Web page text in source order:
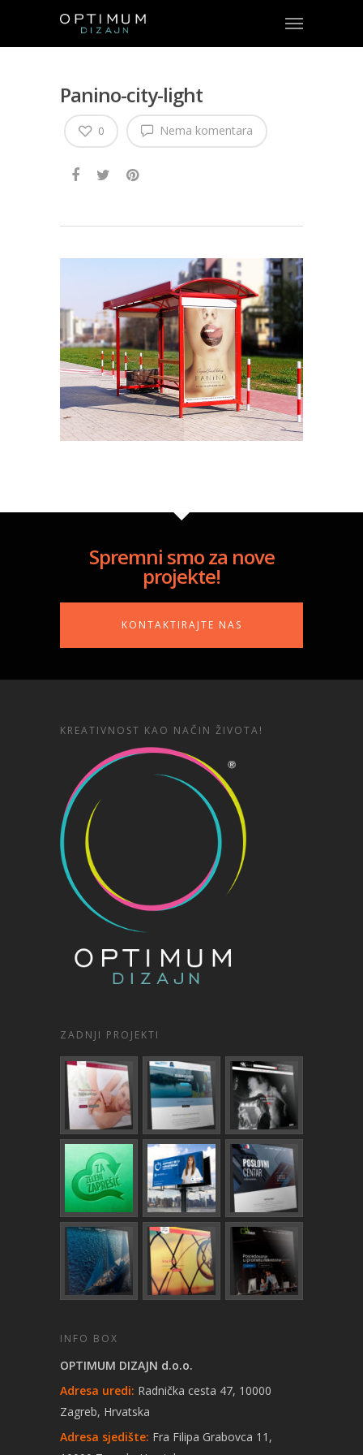
Panino-city-light
Nema komentara
0
Spremni smo za nove
projekte!
KONTAKTIRAJTE NAS
KREATIVNOST KAO NAČIN ŽIVOTA!
ZADNJI PROJEKTI
INFO BOX
OPTIMUM DIZAJN d.o.o.
Adresa uredi: Radnička cesta 47, 10000
Zagreb, Hrvatska
Adresa sjedište: Fra Filipa Grabovca 11,